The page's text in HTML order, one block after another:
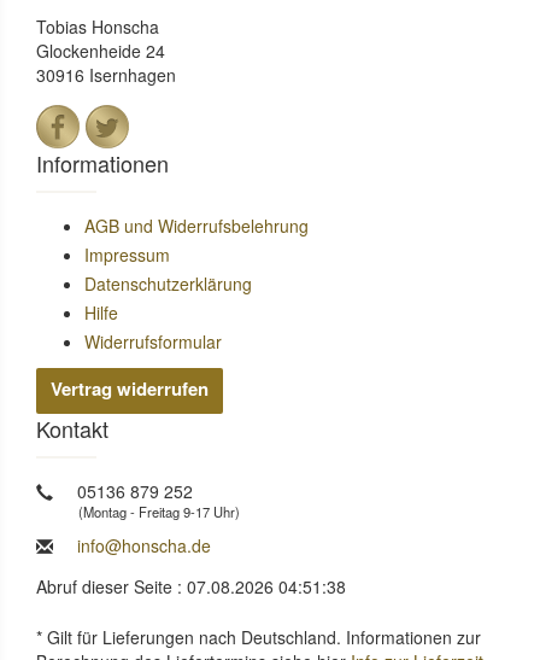
Tobias Honscha
Glockenheide 24
30916 Isernhagen
Informationen
AGB und Widerrufsbelehrung
Impressum
Datenschutzerklärung
Hilfe
Widerrufsformular
Vertrag widerrufen
Kontakt
05136 879 252
(Montag - Freitag 9-17 Uhr)
info@honscha.de
Abruf dieser Seite : 07.08.2026 04:51:38
* Gilt für Lieferungen nach Deutschland. Informationen zur